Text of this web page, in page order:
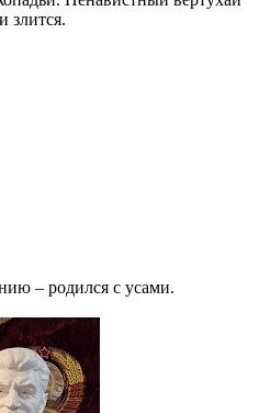
злится.
– родился с усами.